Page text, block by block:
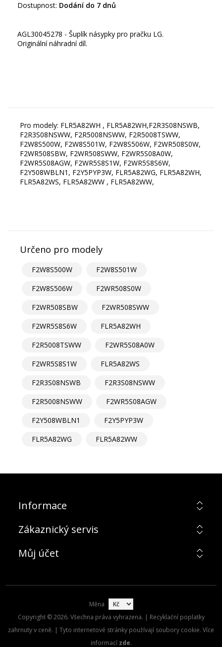
Dostupnost: Dodání do 7 dnů
AGL30045278 - Šuplík násypky pro pračku LG.
Originální náhradní díl.
Pro modely: FLR5A82WH , FLR5A82WH,F2R3S08NSWB,
F2R3S08NSWW, F2R5008NSWW, F2R5008TSWW,
F2W8S500W, F2W8S501W, F2W8S506W, F2WR508S0W,
F2WR508SBW, F2WR508SWW, F2WR5S08A0W,
F2WR5S08AGW, F2WR5S8S1W, F2WR5S8S6W,
F2Y508WBLN1, F2Y5PYP3W, FLR5A82WG, FLR5A82WH,
FLR5A82WS, FLR5A82WW , FLR5A82WW,
Určeno pro modely
F2W8S500W
F2W8S501W
F2W8S506W
F2WR508S0W
F2WR508SBW
F2WR508SWW
F2WR5S8S6W
FLR5A82WH
F2R5008TSWW
F2WR5S08A0W
F2WR5S8S1W
FLR5A82WS
F2R3S08NSWB
F2R3S08NSWW
F2R5008NSWW
F2WR5S08AGW
F2Y508WBLN1
F2Y5PYP3W
FLR5A82WG
FLR5A82WW
Informace
Zákaznický servis
Můj účet
Měna
Copyright © 2026. Všechna práva vyhrazena. | Recyklační poplatky
zahrnuty v ceně. | Tyto internetové stránky používají soubory cookie. Více
informací zde.